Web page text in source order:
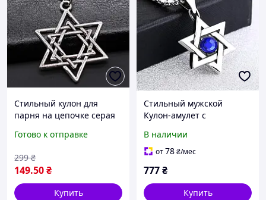
Стильный кулон для
парня на цепочке серая
на шею
Готово к отправке
149.50₴
299 ₴
Купить
Стильный мужской
Кулон-амулет с
Давида" на цепи 50 см
[14203] Meirenpeixi Zhijia
В наличии
от78₴/мес
777₴
Купить